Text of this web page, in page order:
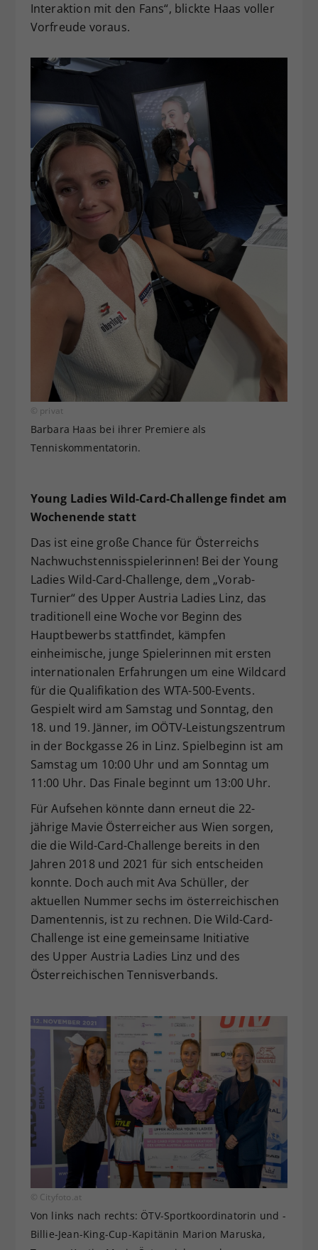
Interaktion mit den Fans“, blickte Haas voller
Vorfreude voraus.
© privat
Barbara Haas bei ihrer Premiere als
Tenniskommentatorin.
Young Ladies Wild-Card-Challenge findet am
Wochenende statt
Das ist eine große Chance für Österreichs
Nachwuchstennisspielerinnen! Bei der Young
Ladies Wild-Card-Challenge, dem „Vorab-
Turnier“ des Upper Austria Ladies Linz, das
traditionell eine Woche vor Beginn des
Hauptbewerbs stattfindet, kämpfen
einheimische, junge Spielerinnen mit ersten
internationalen Erfahrungen um eine Wildcard
für die Qualifikation des WTA-500-Events.
Gespielt wird am Samstag und Sonntag, den
18. und 19. Jänner, im OÖTV-Leistungszentrum
in der Bockgasse 26 in Linz. Spielbeginn ist am
Samstag um 10:00 Uhr und am Sonntag um
11:00 Uhr. Das Finale beginnt um 13:00 Uhr.
Für Aufsehen könnte dann erneut die 22-
jährige Mavie Österreicher aus Wien sorgen,
die die Wild-Card-Challenge bereits in den
Jahren 2018 und 2021 für sich entscheiden
konnte. Doch auch mit Ava Schüller, der
aktuellen Nummer sechs im österreichischen
Damentennis, ist zu rechnen. Die Wild-Card-
Challenge ist eine gemeinsame Initiative
des Upper Austria Ladies Linz und des
Österreichischen Tennisverbands.
© Cityfoto.at
Von links nach rechts: ÖTV-Sportkoordinatorin und -
Billie-Jean-King-Cup-Kapitänin Marion Maruska,